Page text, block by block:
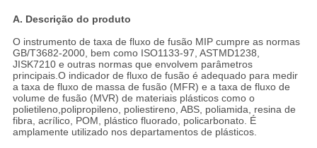
A. Descrição do produto
O instrumento de taxa de fluxo de fusão MIP cumpre as normas
GB/T3682-2000, bem como ISO1133-97, ASTMD1238,
JISK7210 e outras normas que envolvem parâmetros
principais.O indicador de fluxo de fusão é adequado para medir
a taxa de fluxo de massa de fusão (MFR) e a taxa de fluxo de
volume de fusão (MVR) de materiais plásticos como o
polietileno,polipropileno, poliestireno, ABS, poliamida, resina de
fibra, acrílico, POM, plástico fluorado, policarbonato. É
amplamente utilizado nos departamentos de plásticos.